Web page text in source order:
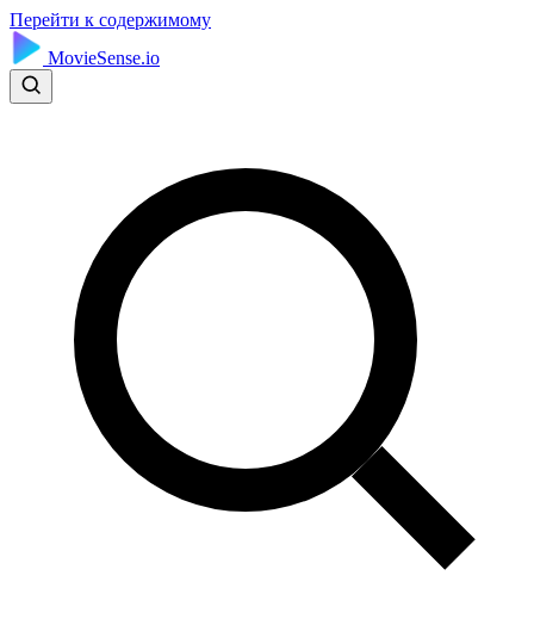
Перейти к содержимому
MovieSense.io